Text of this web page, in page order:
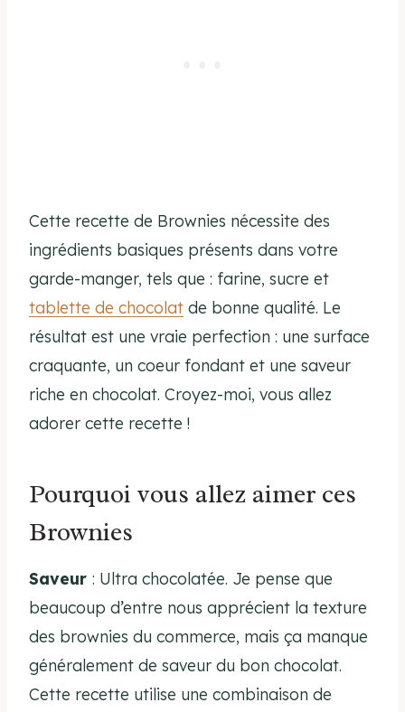
Cette recette de Brownies nécessite des
ingrédients basiques présents dans votre
garde-manger, tels que : farine, sucre et
tablette de chocolat de bonne qualité. Le
résultat est une vraie perfection : une surface
craquante, un coeur fondant et une saveur
riche en chocolat. Croyez-moi, vous allez
adorer cette recette !
Pourquoi vous allez aimer ces
Brownies
Saveur : Ultra chocolatée. Je pense que
beaucoup d’entre nous apprécient la texture
des brownies du commerce, mais ça manque
généralement de saveur du bon chocolat.
Cette recette utilise une combinaison de